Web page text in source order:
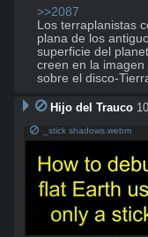
>>2087
Los terraplanistas
plana de los
superficie del
creen en la imagen
sobre el disco-
Hijo del Trauco
_stick shadows.webm